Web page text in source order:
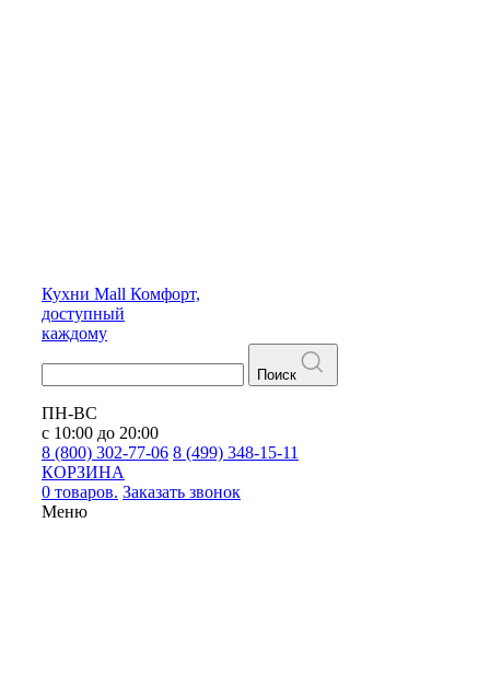
Кухни Mall Комфорт,
доступный
каждому
Поиск
ПН-ВС
с 10:00 до 20:00
8 (800) 302-77-06 8 (499) 348-15-11
КОРЗИНА
0 товаров. Заказать звонок
Меню